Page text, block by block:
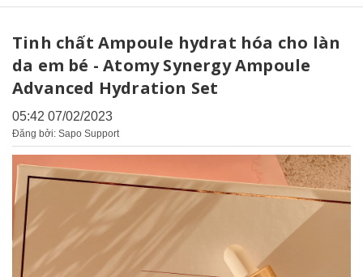
Tinh chất Ampoule hydrat hóa cho làn
da em bé - Atomy Synergy Ampoule
Advanced Hydration Set
05:42 07/02/2023
Đăng bởi: Sapo Support